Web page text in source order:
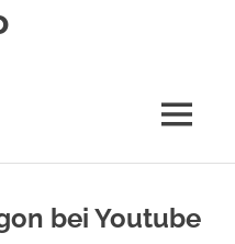
MENÜ
bei Youtube